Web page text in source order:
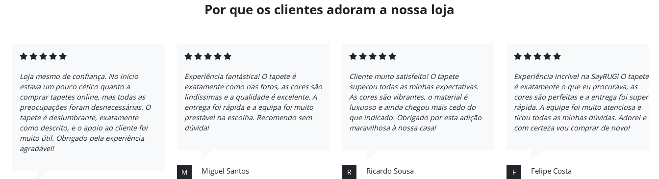
Por que os clientes adoram a nossa loja
Loja mesmo de confiança. No início
estava um pouco cético quanto a
comprar tapetes online, mas todas as
preocupações foram desnecessárias. O
tapete é deslumbrante, exatamente
como descrito, e o apoio ao cliente foi
muito útil. Obrigado pela experiência
agradável!
Experiência fantástica! O tapete é
exatamente como nas fotos, as cores são
lindíssimas e a qualidade é excelente. A
entrega foi rápida e a equipa foi muito
prestável na escolha. Recomendo sem
dúvida!
M Miguel Santos
Cliente muito satisfeito! O tapete
superou todas as minhas expectativas.
As cores são vibrantes, o material é
luxuoso e ainda chegou mais cedo do
que indicado. Obrigado por esta adição
maravilhosa à nossa casa!
R Ricardo Sousa
Experiência incrível na SayRUG! O tapete
é exatamente o que eu procurava, as
cores são perfeitas e a entrega foi super
rápida. A equipe foi muito atenciosa e
tirou todas as minhas dúvidas. Adorei e
com certeza vou comprar de novo!
F Felipe Costa